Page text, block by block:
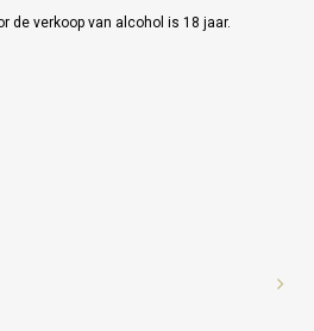
de verkoop van alcohol is 18 jaar.